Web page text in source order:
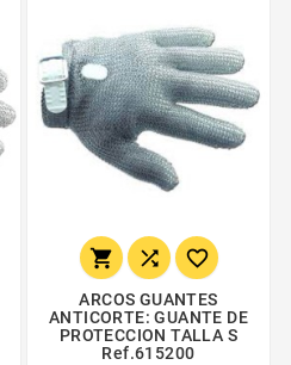
  
ARCOS GUANTES
ANTICORTE: GUANTE DE
PROTECCION TALLA S
Ref.615200